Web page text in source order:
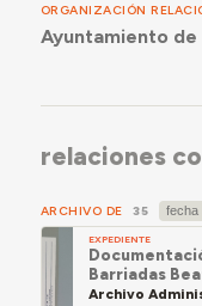
ORGANIZACIÓN
Ayuntamiento de
relaciones
ARCHIVO DE 35
EXPEDIENTE
Barriadas
Archivo